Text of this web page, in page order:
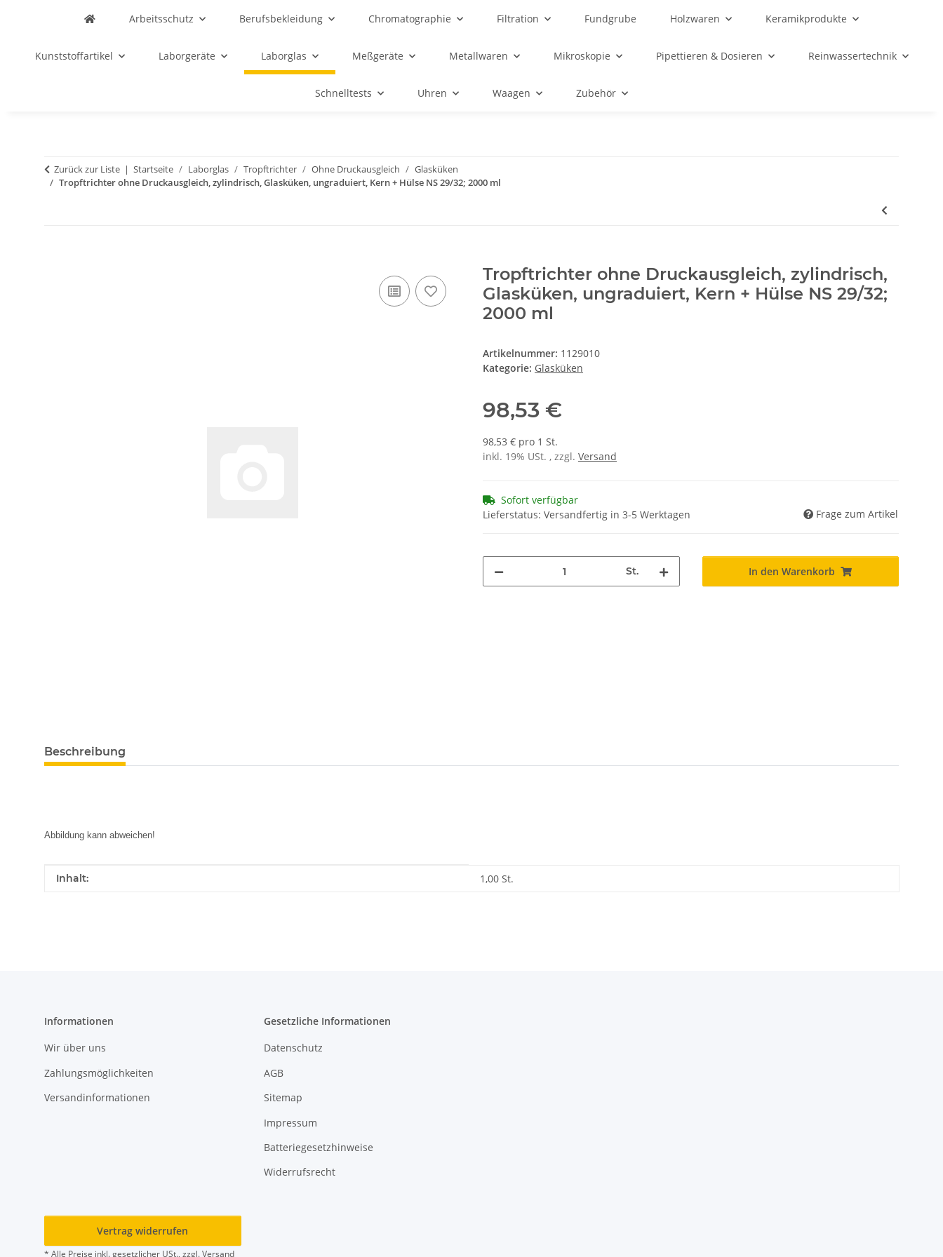
Arbeitsschutz Berufsbekleidung Chromatographie Filtration Fundgrube Holzwaren Keramikprodukte
Kunststoffartikel Laborgeräte Laborglas Meßgeräte Metallwaren Mikroskopie Pipettieren & Dosieren Reinwassertechnik
Schnelltests Uhren Waagen Zubehör
Zurück zur Liste Startseite Laborglas Tropftrichter Ohne Druckausgleich
Glasküken
Tropftrichter ohne Druckausgleich, zylindrisch, Glasküken, ungraduiert, Kern + Hülse NS 29/32; 2000 ml
Tropftrichter ohne Druckausgleich, zylindrisch,
Glasküken, ungraduiert, Kern + Hülse NS 29/32;
2000 ml
Artikelnummer: 1129010
Kategorie: Glasküken
98,53 €
98,53 € pro 1 St.
inkl. 19% USt. , zzgl. Versand
Sofort verfügbar
Lieferstatus: Versandfertig in 3-5 Werktagen
Frage zum Artikel
St. In den Warenkorb
Beschreibung
Abbildung kann abweichen!
Produkteigenschaft
Wert
Inhalt: 1,00 St.
Informationen
Wir über uns
Zahlungsmöglichkeiten
Versandinformationen
Gesetzliche Informationen
Datenschutz
AGB
Sitemap
Impressum
Batteriegesetzhinweise
Widerrufsrecht
Vertrag widerrufen
* Alle Preise inkl. gesetzlicher USt., zzgl.Versand